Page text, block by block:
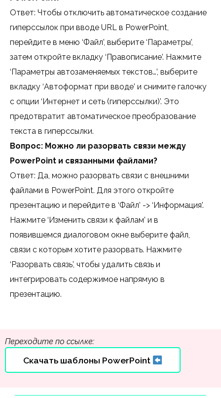
Ответ: Чтобы отключить автоматическое создание
гиперссылок при вводе URL в PowerPoint,
перейдите в меню ‘Файл’, выберите ‘Параметры’,
затем откройте вкладку ‘Правописание’. Нажмите
‘Параметры автозаменяемых текстов…’, выберите
вкладку ‘Автоформат при вводе’ и снимите галочку
с опции ‘Интернет и сеть (гиперссылки)’. Это
предотвратит автоматическое преобразование
текста в гиперссылки.
Вопрос: Можно ли разорвать связи между
PowerPoint и связанными файлами?
Ответ: Да, можно разорвать связи с внешними
файлами в PowerPoint. Для этого откройте
презентацию и перейдите в ‘Файл’ -> ‘Информация’.
Нажмите ‘Изменить связи к файлам’ и в
появившемся диалоговом окне выберите файл,
связи с которым хотите разорвать. Нажмите
‘Разорвать связь’, чтобы удалить связь и
интегрировать содержимое напрямую в
презентацию.
Переходите по ссылке:
Скачать шаблоны PowerPoint